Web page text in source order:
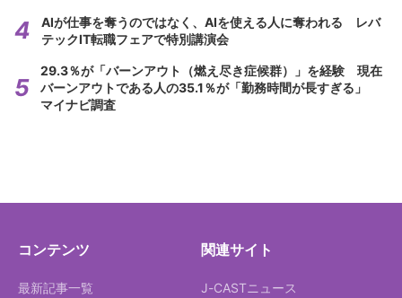
AIが仕事を奪うのではなく、AIを使える人に奪われる レバ
テックIT転職フェアで特別講演会
29.3％が「バーンアウト（燃え尽き症候群）」を経験 現在
バーンアウトである人の35.1％が「勤務時間が長すぎる」
マイナビ調査
コンテンツ
最新記事一覧
関連サイト
J-CASTニュース